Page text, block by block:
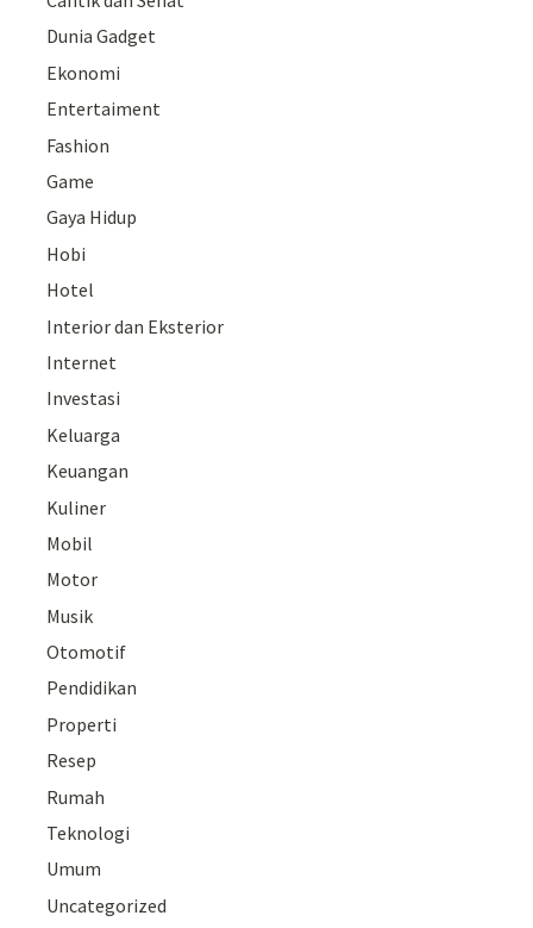
Dunia Gadget
Ekonomi
Entertaiment
Fashion
Game
Gaya Hidup
Hobi
Hotel
Interior dan Eksterior
Internet
Investasi
Keluarga
Keuangan
Kuliner
Mobil
Motor
Musik
Otomotif
Pendidikan
Properti
Resep
Rumah
Teknologi
Umum
Uncategorized